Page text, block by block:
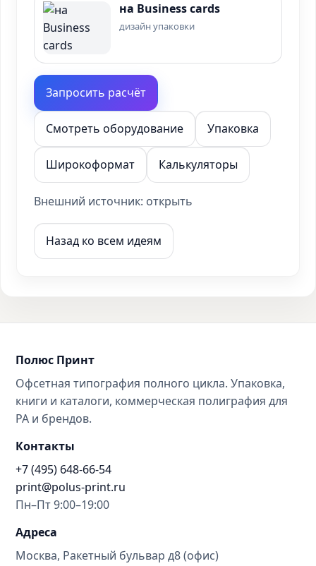
на Business cards
дизайн упаковки
Запросить расчёт
Смотреть оборудование Упаковка
Широкоформат Калькуляторы
Внешний источник: открыть
Назад ко всем идеям
Полюс Принт
Офсетная типография полного цикла. Упаковка,
книги и каталоги, коммерческая полиграфия для
РА и брендов.
Контакты
+7 (495) 648-66-54
print@polus-print.ru
Пн–Пт 9:00–19:00
Адреса
Москва, Ракетный бульвар д8 (офис)